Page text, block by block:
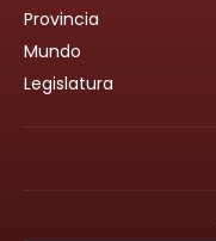
Provincia
Mundo
Legislatura